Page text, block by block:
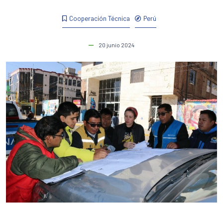
Cooperación Técnica Perú
20 junio 2024